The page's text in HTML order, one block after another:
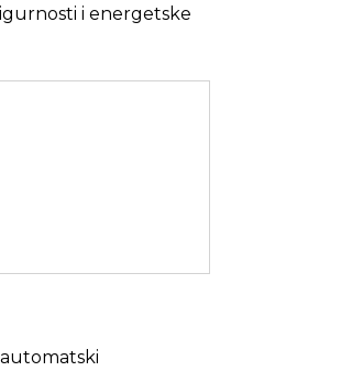
i energetske